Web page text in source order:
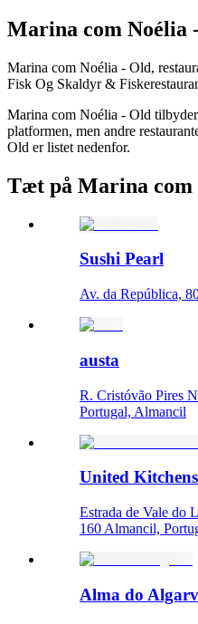
Marina com Noélia
Marina com Noélia - Old,
Fisk Og Skaldyr &
Marina com Noélia - Old
platformen, men andre
Old er listet nedenfor.
Tæt på Marina com
Sushi Pearl
Av. da República,
austa
R. Cristóvão Pires
Portugal, Almancil
United
Estrada de Vale do
160 Almancil,
Alma do